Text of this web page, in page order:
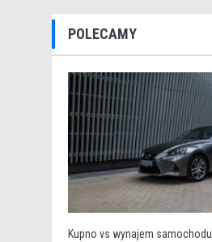
POLECAMY
Kupno vs wynajem samochodu